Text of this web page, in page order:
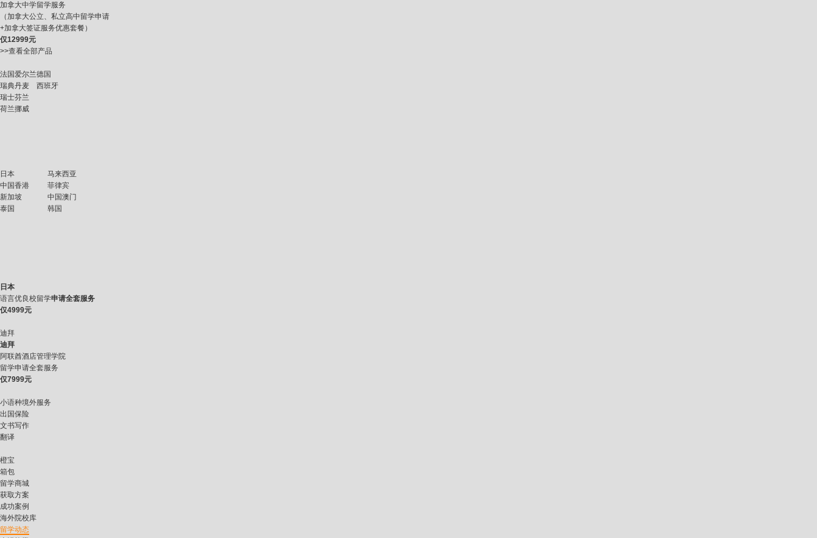
加拿大中学留学服务
（加拿大公立、私立高中留学申请
+加拿大签证服务优惠套餐）
仅12999元
>>查看全部产品
法国爱尔兰德国
瑞典丹麦
西班牙
瑞士芬兰
荷兰挪威
日本
马来西亚
中国香港
菲律宾
新加坡
中国澳门
泰国
韩国
日本
语言优良校留学申请全套服务
仅4999元
迪拜
迪拜
阿联酋酒店管理学院
留学申请全套服务
仅7999元
小语种境外服务
出国保险
文书写作
翻译
橙宝
箱包
留学商城
获取方案
成功案例
海外院校库
留学动态